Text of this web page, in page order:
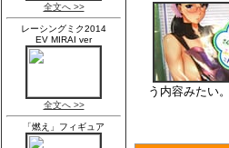
う内容みたい。